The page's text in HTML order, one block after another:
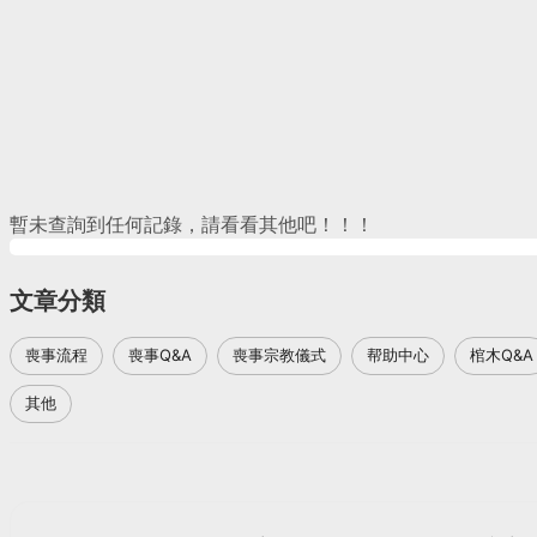
暫未查詢到任何記錄，請看看其他吧！！！
文章分類
喪事流程 喪事Q&A 喪事宗教儀式 帮助中心 棺木Q&A
其他